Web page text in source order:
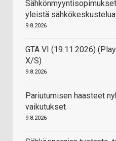
yleistä
9.8.2026
GTA VI (19.11.2026)
X/S)
9.8.2026
Pariutumisen haasteet
vaikutukset
9.8.2026